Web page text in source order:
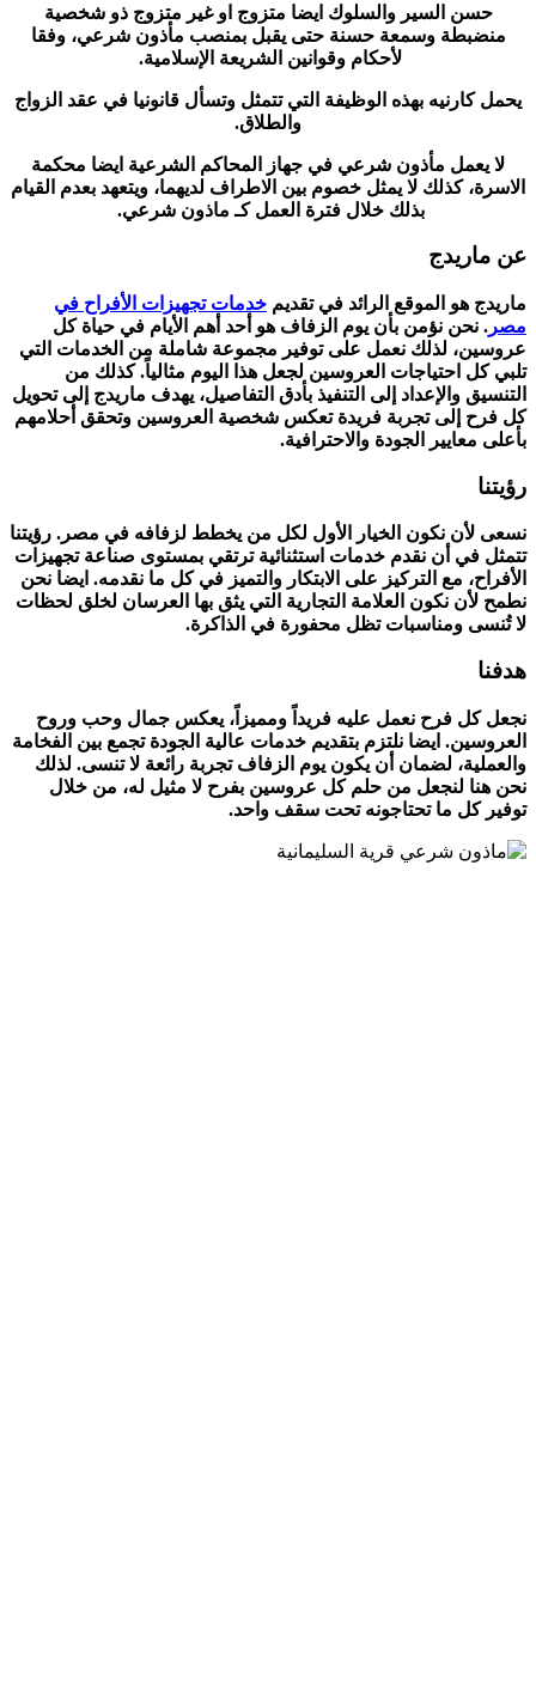
حسن السير والسلوك ايضا متزوج او غير متزوج ذو شخصية
منضبطة وسمعة حسنة حتى يقبل بمنصب مأذون شرعي، وفقا
لأحكام وقوانين الشريعة الإسلامية.
يحمل كارنيه بهذه الوظيفة التي تتمثل وتسأل قانونيا في عقد الزواج
والطلاق.
لا يعمل مأذون شرعي في جهاز المحاكم الشرعية ايضا محكمة
الاسرة، كذلك لا يمثل خصوم بين الاطراف لديهما، ويتعهد بعدم القيام
بذلك خلال فترة العمل كـ ماذون شرعي.
عن ماريدج
ماريدج هو الموقع الرائد في تقديم خدمات تجهيزات الأفراح في
مصر . نحن نؤمن بأن يوم الزفاف هو أحد أهم الأيام في حياة كل
عروسين، لذلك نعمل على توفير مجموعة شاملة من الخدمات التي
تلبي كل احتياجات العروسين لجعل هذا اليوم مثالياً. كذلك من
التنسيق والإعداد إلى التنفيذ بأدق التفاصيل، يهدف ماريدج إلى تحويل
كل فرح إلى تجربة فريدة تعكس شخصية العروسين وتحقق أحلامهم
بأعلى معايير الجودة والاحترافية.
رؤيتنا
نسعى لأن نكون الخيار الأول لكل من يخطط لزفافه في مصر. رؤيتنا
تتمثل في أن نقدم خدمات استثنائية ترتقي بمستوى صناعة تجهيزات
الأفراح، مع التركيز على الابتكار والتميز في كل ما نقدمه. ايضا نحن
نطمح لأن نكون العلامة التجارية التي يثق بها العرسان لخلق لحظات
لا تُنسى ومناسبات تظل محفورة في الذاكرة.
هدفنا
نجعل كل فرح نعمل عليه فريداً ومميزاً، يعكس جمال وحب وروح
العروسين. ايضا نلتزم بتقديم خدمات عالية الجودة تجمع بين الفخامة
والعملية، لضمان أن يكون يوم الزفاف تجربة رائعة لا تنسى. لذلك
نحن هنا لنجعل من حلم كل عروسين بفرح لا مثيل له، من خلال
توفير كل ما تحتاجونه تحت سقف واحد.